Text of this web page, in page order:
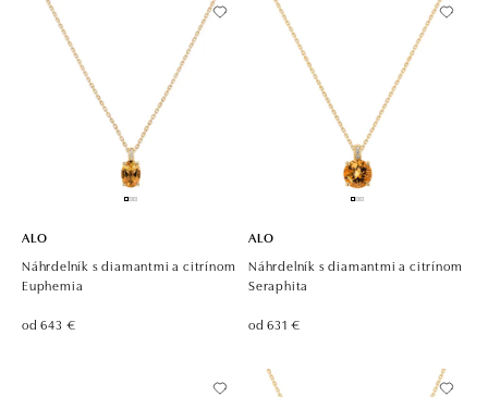
ALO
Náhrdelník s diamantmi a citrínom
Euphemia
od 643 €
ALO
Náhrdelník s diamantmi a citrínom
Seraphita
od 631 €